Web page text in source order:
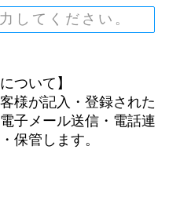
ついて】
様が記入・登録された
子メール送信・電話連
保管します。